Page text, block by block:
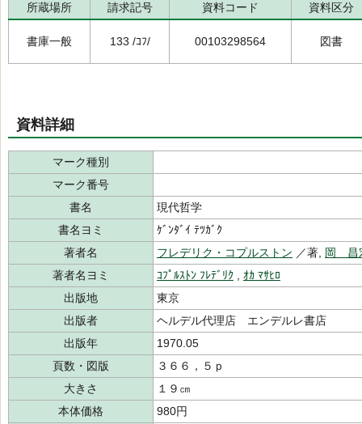
所蔵場所 請求記号 資料コード 資料区分
書庫一般 133 /ｺﾌ/ 00103298564 図書
資料詳細
マーク種別
マーク番号
書名
現代哲学
書名ヨミ
ｹﾞﾝﾀﾞｲ ﾃﾂｶﾞｸ
著者名
フレデリク・コプルストン ／著, 岡 昌
著者名ヨミ
ｺﾌﾟﾙｽﾄﾝ ﾌﾚﾃﾞﾘｸ
ｵｶ ﾏｻﾋﾛ
出版地
東京
出版者
ヘルデル代理店 エンデルレ書店
出版年
1970.05
頁数・図版
３６６，５ｐ
大きさ
１９㎝
本体価格
980円